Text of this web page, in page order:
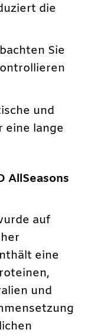
die
Sie
und
eine lange
AllSeasons
auf
eine
und